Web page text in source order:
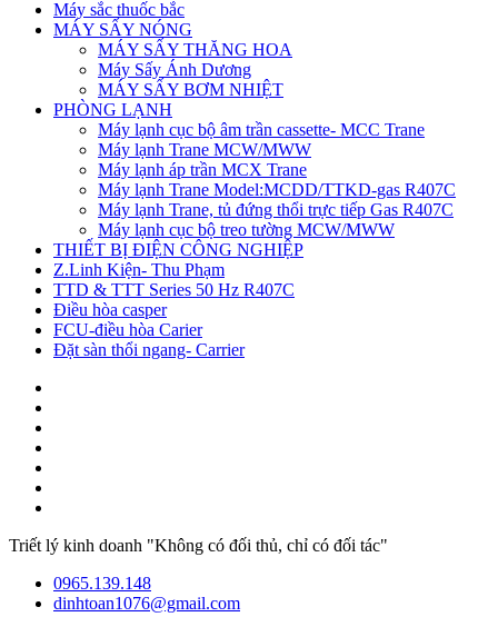
Máy sắc thuốc bắc
MÁY SẤY NÓNG
MÁY SẤY THĂNG HOA
Máy Sấy Ánh Dương
MÁY SẤY BƠM NHIỆT
PHÒNG LẠNH
Máy lạnh cục bộ âm trần cassette- MCC Trane
Máy lạnh Trane MCW/MWW
Máy lạnh áp trần MCX Trane
Máy lạnh Trane Model:MCDD/TTKD-gas R407C
Máy lạnh Trane, tủ đứng thổi trực tiếp Gas R407C
Máy lạnh cục bộ treo tường MCW/MWW
THIẾT BỊ ĐIỆN CÔNG NGHIỆP
Z.Linh Kiện- Thu Phạm
TTD & TTT Series 50 Hz R407C
Điều hòa casper
FCU-điều hòa Carier
Đặt sàn thổi ngang- Carrier
Triết lý kinh doanh "Không có đối thủ, chỉ có đối tác"
0965.139.148
dinhtoan1076@gmail.com